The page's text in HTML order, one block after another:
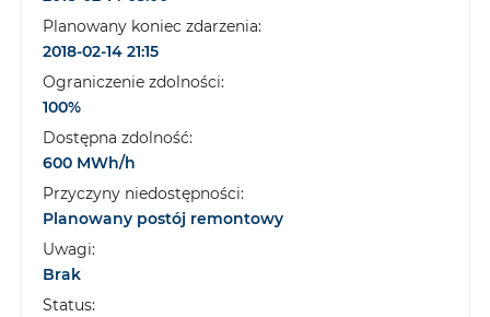
Planowany koniec zdarzenia:
2018-02-14 21:15
Ograniczenie zdolności:
100%
Dostępna zdolność:
600 MWh/h
Przyczyny niedostępności:
Planowany postój remontowy
Uwagi:
Brak
Status: